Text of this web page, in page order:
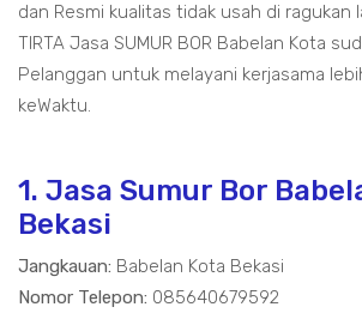
dan Resmi kualitas tidak usah di ragukan
TIRTA Jasa SUMUR BOR Babelan Kota
Pelanggan untuk melayani kerjasama
keWaktu.
1. Jasa Sumur Bor
Bekasi
Jangkauan: Babelan Kota Bekasi
Nomor Telepon: 085640679592